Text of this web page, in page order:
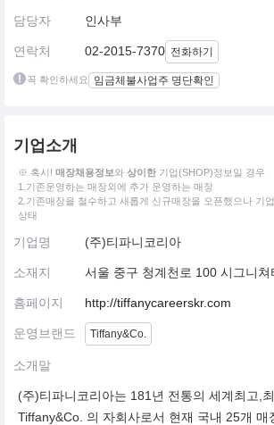
담당자 인사부
연락처 02-2015-7370 전화하기
꼭 확인하세요 임금체불사업주 명단확인
기업소개
※ 혹시! 매장채용정보와 상이한 기업(SHOP)정보일 경우
1.기존운영하는 매장외에 추가 운영하는 매장
2.기존매장을 철수하고 새롭게 신규매장을 오픈했으나 기
상태
기업명 (주)티파니코리아
소재지 서울 중구 청계천로 100 시그니쳐
홈페이지 http://tiffanycareerskr.com
운영브랜드 Tiffany&Co.
소개말
(주)티파니코리아는 181년 전통의 세계최고,
Tiffany&Co. 의 자회사로서 현재 국내 25개 매